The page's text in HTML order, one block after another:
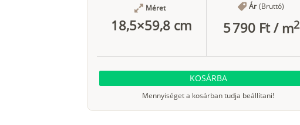
Méret
18,5×59,8 cm
Ár (Bruttó)
5 790 Ft/ m2
KOSÁRBA
Mennyiséget a kosárban tudja beállítani!